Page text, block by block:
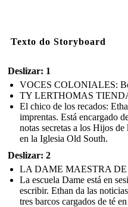
Texto do Storyboard
Deslizar: 1
VOCES COLONIALES:
TY LERTHOMAS
El chico de los recados:
imprentas. Está encargado
notas secretas a los Hijos
en la Iglesia Old South.
Deslizar: 2
LA DAME MAESTRA DE
La escuela Dame está en
escribir. Ethan da las
tres barcos cargados de té